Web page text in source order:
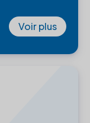
Voir plus